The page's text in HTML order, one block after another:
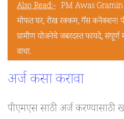
Also Read:- PM Awas
मोफत घर, रोख रक्कम, गॅस कनेक्शन!
ग्रामीण योजनेचे जबरदस्त फायदे, संपूर्ण
वाचा.
अर्ज कसा करावा
पीएमएस साठी अर्ज करण्यासाठी